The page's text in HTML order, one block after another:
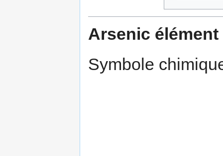
Arsenic élément
Symbole